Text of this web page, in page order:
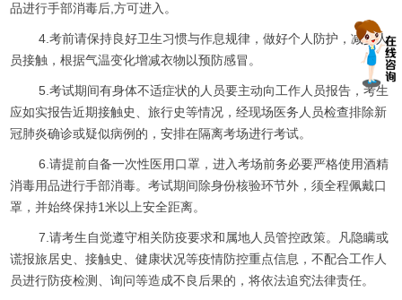
品进行手部消毒后,方可进入。
4.考前请保持良好卫生习惯与作息规律，做好个人防护，减少人
员接触，根据气温变化增减衣物以预防感冒。
5.考试期间有身体不适症状的人员要主动向工作人员报告，考生
应如实报告近期接触史、旅行史等情况，经现场医务人员检查排除新
冠肺炎确诊或疑似病例的，安排在隔离考场进行考试。
6.请提前自备一次性医用口罩，进入考场前务必要严格使用酒精
消毒用品进行手部消毒。考试期间除身份核验环节外，须全程佩戴口
罩，并始终保持1米以上安全距离。
7.请考生自觉遵守相关防疫要求和属地人员管控政策。凡隐瞒或
谎报旅居史、接触史、健康状况等疫情防控重点信息，不配合工作人
员进行防疫检测、询问等造成不良后果的，将依法追究法律责任。